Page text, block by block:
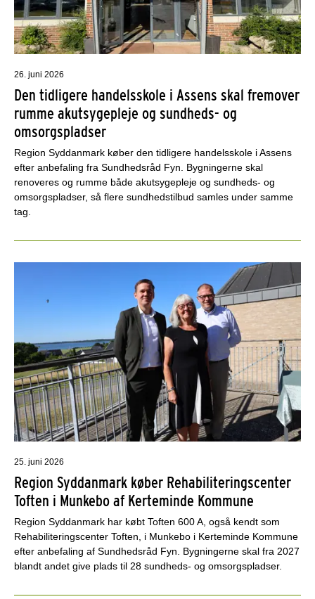
26. juni 2026
Den tidligere handelsskole i Assens skal fremover
rumme akutsygepleje og sundheds- og
omsorgspladser
Region Syddanmark køber den tidligere handelsskole i Assens
efter anbefaling fra Sundhedsråd Fyn. Bygningerne skal
renoveres og rumme både akutsygepleje og sundheds- og
omsorgspladser, så flere sundhedstilbud samles under samme
tag.
25. juni 2026
Region Syddanmark køber Rehabiliteringscenter
Toften i Munkebo af Kerteminde Kommune
Region Syddanmark har købt Toften 600 A, også kendt som
Rehabiliteringscenter Toften, i Munkebo i Kerteminde Kommune
efter anbefaling af Sundhedsråd Fyn. Bygningerne skal fra 2027
blandt andet give plads til 28 sundheds- og omsorgspladser.